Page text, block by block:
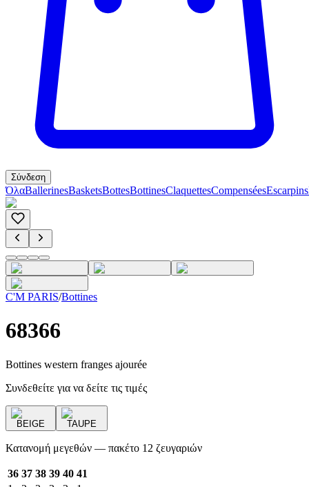
Σύνδεση
ΌλαBallerinesBasketsBottesBottinesClaquettesCompenséesEscarpins
C'M PARIS/Bottines
68366
Bottines western franges ajourée
Συνδεθείτε για να δείτε τις τιμές
BEIGE TAUPE
Κατανομή μεγεθών — πακέτο 12 ζευγαριών
36 37 38 39 40 41